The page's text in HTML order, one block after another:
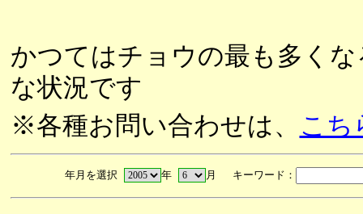
かつてはチョウの最も多く
な状況です
※各種お問い合わせは、 こち
年月を選択 年 月 キーワード：